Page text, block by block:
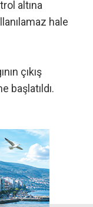
altına
hale
çıkış
başlatıldı.